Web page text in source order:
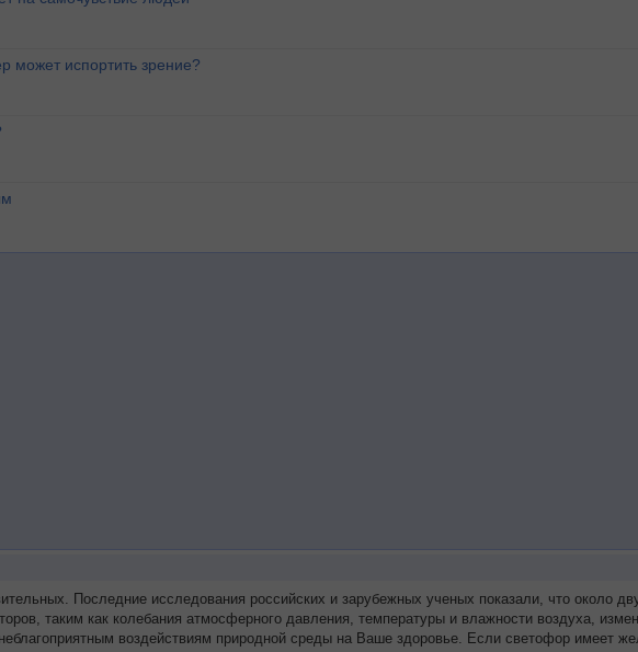
может испортить зрение?
Последние исследования российских и зарубежных ученых показали, что около
таким как колебания атмосферного давления, температуры и влажности воздуха,
воздействиям природной среды на Ваше здоровье. Если светофор имеет